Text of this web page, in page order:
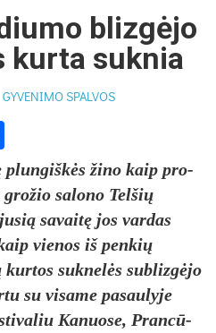
blizgėjo
kurta suknia
GYVENIMO SPALVOS
plun­giškės ži­no kaip pro­
sa­lo­no Tel­šių
sa­vaitę jos var­das
vie­nos iš pen­kių
su­knelės su­blizgė­jo
su vi­sa­me pa­sau­ly­je
Ka­nuo­se, Prancū­